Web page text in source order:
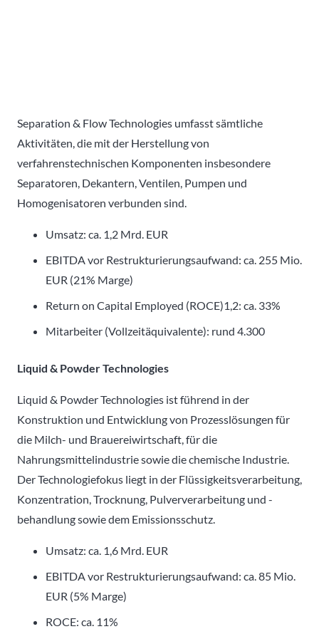
Separation & Flow Technologies umfasst sämtliche
Aktivitäten, die mit der Herstellung von
verfahrenstechnischen Komponenten insbesondere
Separatoren, Dekantern, Ventilen, Pumpen und
Homogenisatoren verbunden sind.
Umsatz: ca. 1,2 Mrd. EUR
EBITDA vor Restrukturierungsaufwand: ca. 255 Mio.
EUR (21% Marge)
Return on Capital Employed (ROCE)1,2: ca. 33%
Mitarbeiter (Vollzeitäquivalente): rund 4.300
Liquid & Powder Technologies
Liquid & Powder Technologies ist führend in der
Konstruktion und Entwicklung von Prozesslösungen für
die Milch- und Brauereiwirtschaft, für die
Nahrungsmittelindustrie sowie die chemische Industrie.
Der Technologiefokus liegt in der Flüssigkeitsverarbeitung,
Konzentration, Trocknung, Pulververarbeitung und -
behandlung sowie dem Emissionsschutz.
Umsatz: ca. 1,6 Mrd. EUR
EBITDA vor Restrukturierungsaufwand: ca. 85 Mio.
EUR (5% Marge)
ROCE: ca. 11%